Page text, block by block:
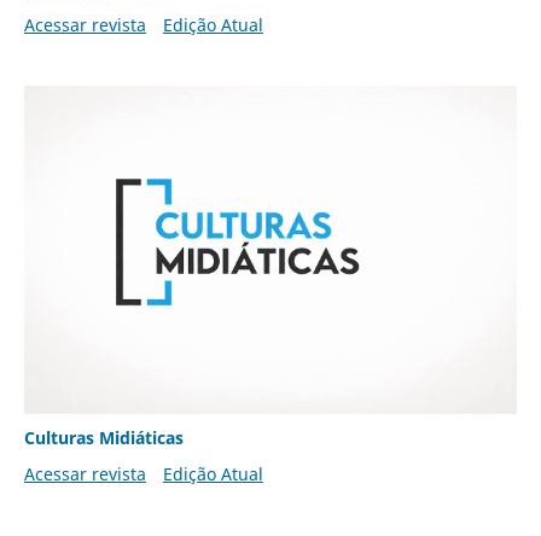
Acessar revista
Edição Atual
Culturas Midiáticas
Acessar revista
Edição Atual